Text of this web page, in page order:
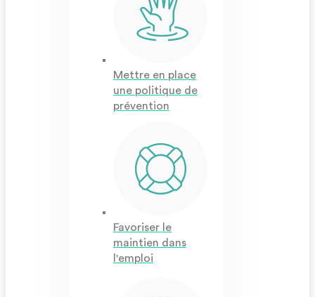
Mettre en place
une politique de
prévention
Favoriser le
maintien dans
l'emploi